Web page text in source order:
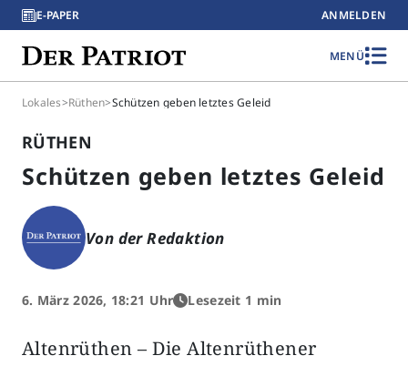
E-PAPER ANMELDEN
MENÜ
Lokales>Rüthen>Schützen geben letztes Geleid
RÜTHEN
Schützen geben letztes Geleid
Von der Redaktion
6. März 2026, 18:21 Uhr Lesezeit 1 min
Altenrüthen – Die Altenrüthener